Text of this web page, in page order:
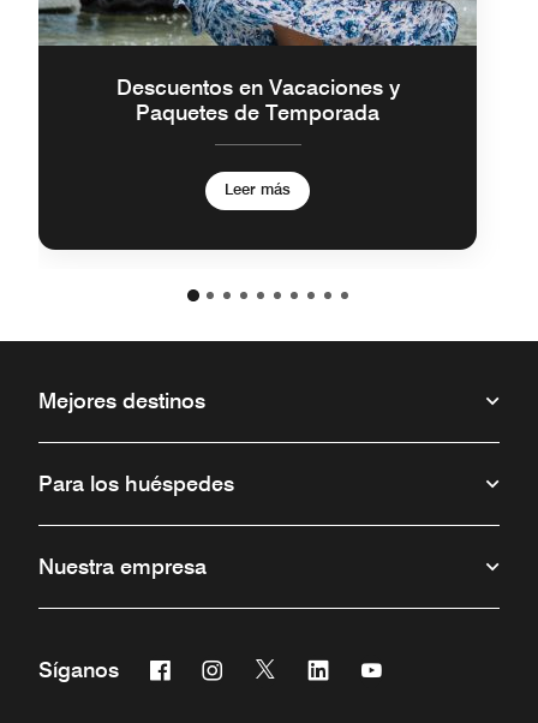
Descuentos en Vacaciones y
Paquetes de Temporada
Leer más
Mejores destinos
Para los huéspedes
Nuestra empresa
Síganos Facebook
Abre una ventana nueva
Instagram
Abre una ventana nueva
Twitter
Abre una ventana nueva
Linkedin
Abre una ventana nueva
Abre una ventana